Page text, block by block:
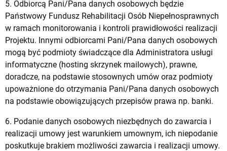
5. Odbiorcą Pani/Pana danych osobowych będzie
Państwowy Fundusz Rehabilitacji Osób Niepełnosprawnych
w ramach monitorowania i kontroli prawidłowości realizacji
Projektu. Innymi odbiorcami Pani/Pana danych osobowych
mogą być podmioty świadczące dla Administratora usługi
informatyczne (hosting skrzynek mailowych), prawne,
doradcze, na podstawie stosownych umów oraz podmioty
upoważnione do otrzymania Pani/Pana danych osobowych
na podstawie obowiązujących przepisów prawa np. banki.
6. Podanie danych osobowych niezbędnych do zawarcia i
realizacji umowy jest warunkiem umownym, ich niepodanie
poskutkuje brakiem możliwości zawarcia i realizacji umowy.